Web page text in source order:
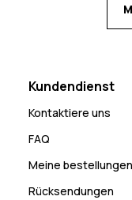
Kundendienst
Kontaktiere uns
FAQ
Meine bestellungen
Rücksendungen